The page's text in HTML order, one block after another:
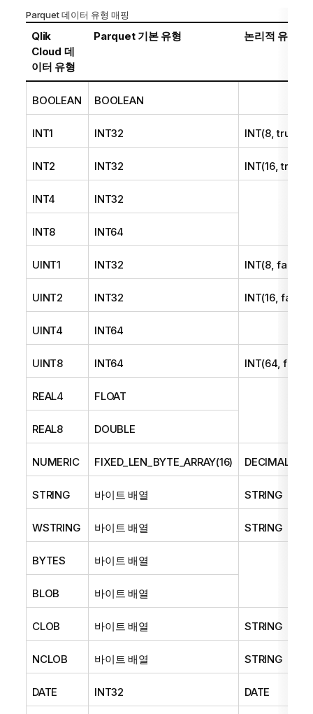
Parquet 데이터 유형 매핑
Qlik
Cloud 데
이터 유형
Parquet 기본 유형 논리적 유형
BOOLEAN BOOLEAN
INT1 INT32 INT(8, true)
INT2 INT32 INT(16, true)
INT4 INT32
INT8 INT64
UINT1 INT32 INT(8, false)
UINT2 INT32 INT(16, false)
UINT4 INT64
UINT8 INT64 INT(64, false)
REAL4 FLOAT
REAL8 DOUBLE
NUMERIC FIXED_LEN_BYTE_ARRAY(16) DECIMAL(정
STRING 바이트 배열 STRING
WSTRING 바이트 배열 STRING
BYTES 바이트 배열
BLOB 바이트 배열
CLOB 바이트 배열 STRING
NCLOB 바이트 배열 STRING
DATE INT32 DATE